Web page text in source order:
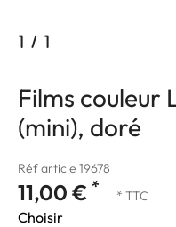
1 / 1
Films couleur
(mini), doré
Réf article 19678
11,00 € * * TTC
Choisir